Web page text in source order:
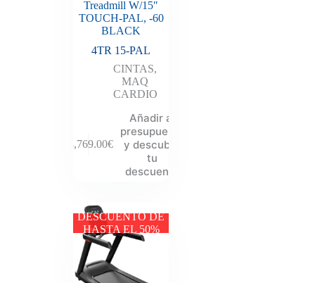
Treadmill W/15″
TOUCH-PAL, -60
BLACK
4TR 15-PAL
CINTAS,
MAQ
CARDIO
13,769.00€
Añadir al
presupuesto
y descubre
tu
descuento
DESCUENTO DE
HASTA EL 50%